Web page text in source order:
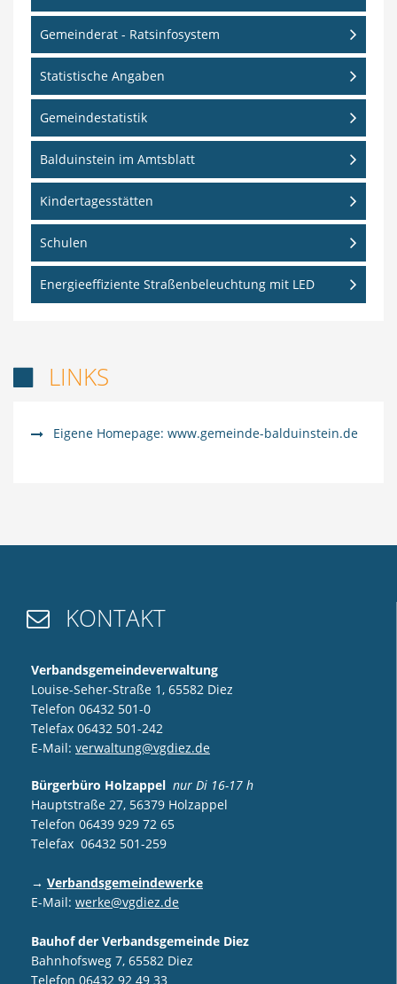
Gemeinderat - Ratsinfosystem
Statistische Angaben
Gemeindestatistik
Balduinstein im Amtsblatt
Kindertagesstätten
Schulen
Energieeffiziente Straßenbeleuchtung mit LED
LINKS
Eigene Homepage: www.gemeinde-balduinstein.de
 KONTAKT
Verbandsgemeindeverwaltung
Louise-Seher-Straße 1, 65582 Diez
Telefon 06432 501-0
Telefax 06432 501-242
E-Mail: verwaltung@vgdiez.de
Bürgerbüro Holzappel nur Di 16-17 h
Hauptstraße 27, 56379 Holzappel
Telefon 06439 929 72 65
Telefax 06432 501-259
→ Verbandsgemeindewerke
E-Mail: werke@vgdiez.de
Bauhof der Verbandsgemeinde Diez
Bahnhofsweg 7, 65582 Diez
Telefon 06432 92 49 33